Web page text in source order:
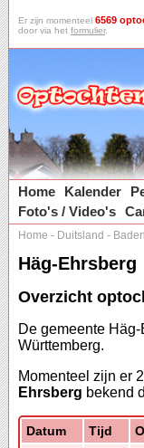
Er zijn momenteel 6569
door via het formulier.
Home
Kalender
Foto's / Video's
Home - Duitsland -
Häg-Ehrsberg
Overzicht
De gemeente
Württemberg.
Momenteel zijn er
Ehrsberg bekend
Datum Tijd